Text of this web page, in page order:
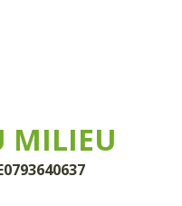
MILIEU